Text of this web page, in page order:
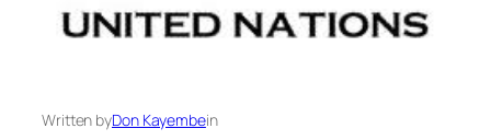
Written byDon Kayembein